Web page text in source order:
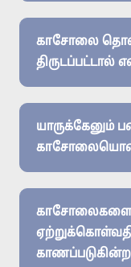
காசோலை
யாருக்கேனும்
காசோலைகளை